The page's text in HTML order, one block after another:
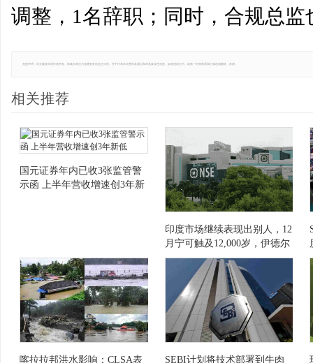
调整，1名辞职；同时，合规总监
免责声明：本文版权归原作者所有，转载文章仅为传播更多信息之目的，并不代表本站赞同其观点和对其真实性负责。如有侵权行为，请第一时间联系我们修改或删除，多谢。
相关推荐
国元证券年内已收3张监管警
示函 上半年营收增速创3年新
印度市场继续表现出别人，12
月宁可触及12,000岁，伊德尔
瓜士投资研究的Sandeep Raina
喀拉拉邦洪水影响：CLSA表 SEBI计划将技术部署到牛肉